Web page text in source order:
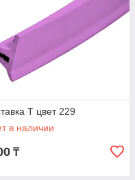
Т цвет 229
в наличии
₸